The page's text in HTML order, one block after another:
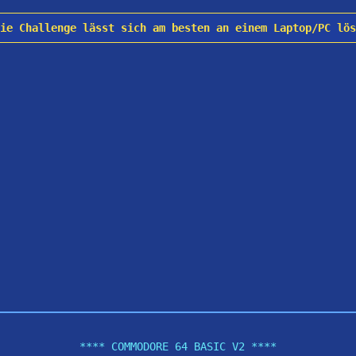
Challenge lässt sich am besten an einem Laptop/PC
**** COMMODORE 64 BASIC V2 ****